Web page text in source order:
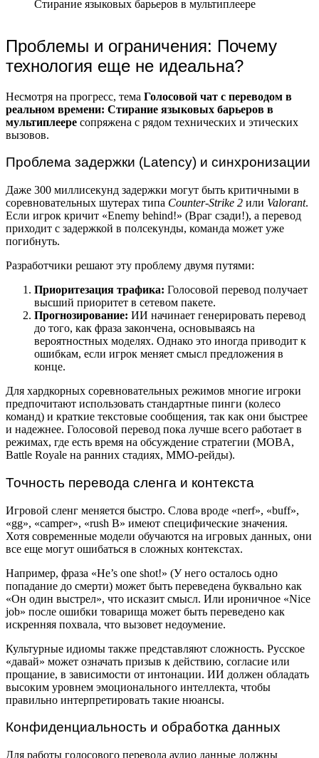
Проблемы и ограничения: Почему
технология еще не идеальна?
Несмотря на прогресс, тема Голосовой чат с переводом в
реальном времени: Стирание языковых барьеров в
мультиплеере сопряжена с рядом технических и этических
вызовов.
Проблема задержки (Latency) и синхронизации
Даже 300 миллисекунд задержки могут быть критичными в
соревновательных шутерах типа Counter-Strike 2 или Valorant.
Если игрок кричит «Enemy behind!» (Враг сзади!), а перевод
приходит с задержкой в полсекунды, команда может уже
погибнуть.
Разработчики решают эту проблему двумя путями:
Приоритезация трафика: Голосовой перевод получает
высший приоритет в сетевом пакете.
Прогнозирование: ИИ начинает генерировать перевод
до того, как фраза закончена, основываясь на
вероятностных моделях. Однако это иногда приводит к
ошибкам, если игрок меняет смысл предложения в
конце.
Для хардкорных соревновательных режимов многие игроки
предпочитают использовать стандартные пинги (колесо
команд) и краткие текстовые сообщения, так как они быстрее
и надежнее. Голосовой перевод пока лучше всего работает в
режимах, где есть время на обсуждение стратегии (MOBA,
Battle Royale на ранних стадиях, MMO-рейды).
Точность перевода сленга и контекста
Игровой сленг меняется быстро. Слова вроде «nerf», «buff»,
«gg», «camper», «rush B» имеют специфические значения.
Хотя современные модели обучаются на игровых данных, они
все еще могут ошибаться в сложных контекстах.
Например, фраза «He’s one shot!» (У него осталось одно
попадание до смерти) может быть переведена буквально как
«Он один выстрел», что исказит смысл. Или ироничное «Nice
job» после ошибки товарища может быть переведено как
искренняя похвала, что вызовет недоумение.
Культурные идиомы также представляют сложность. Русское
«давай» может означать призыв к действию, согласие или
прощание, в зависимости от интонации. ИИ должен обладать
высоким уровнем эмоционального интеллекта, чтобы
правильно интерпретировать такие нюансы.
Конфиденциальность и обработка данных
Для работы голосового перевода аудио данные должны